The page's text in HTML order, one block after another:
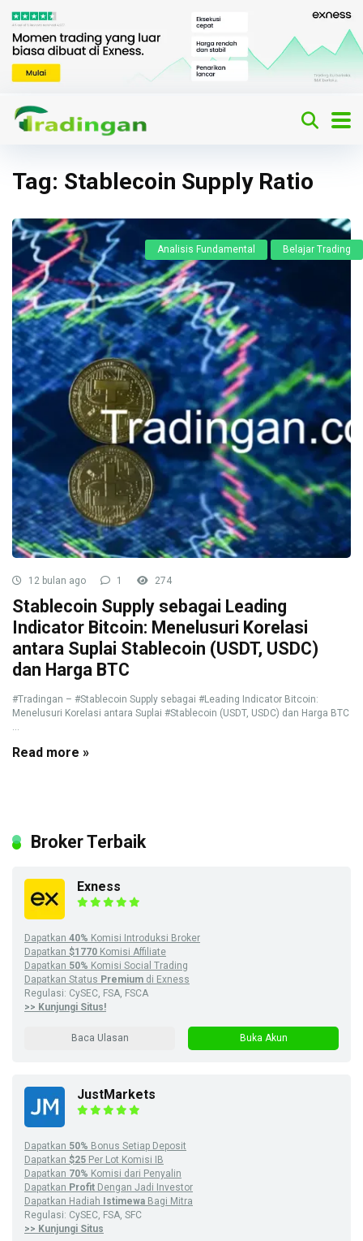
Tag: Stablecoin Supply Ratio
Analisis Fundamental Belajar Trading
12 bulan ago 1 274
Stablecoin Supply sebagai Leading
Indicator Bitcoin: Menelusuri Korelasi
antara Suplai Stablecoin (USDT, USDC)
dan Harga BTC
#Tradingan – #Stablecoin Supply sebagai #Leading Indicator Bitcoin:
Menelusuri Korelasi antara Suplai #Stablecoin (USDT, USDC) dan Harga BTC
...
Read more »
Broker Terbaik
Exness
Dapatkan 40% Komisi Introduksi Broker
Dapatkan $1770 Komisi Affiliate
Dapatkan 50% Komisi Social Trading
Dapatkan Status Premium di Exness
Regulasi: CySEC, FSA, FSCA
>> Kunjungi Situs!
Baca Ulasan Buka Akun
JustMarkets
Dapatkan 50% Bonus Setiap Deposit
Dapatkan $25 Per Lot Komisi IB
Dapatkan 70% Komisi dari Penyalin
Dapatkan Profit Dengan Jadi Investor
Dapatkan Hadiah
Istimewa Bagi Mitra
Regulasi: CySEC, FSA, SFC
>> Kunjungi Situs